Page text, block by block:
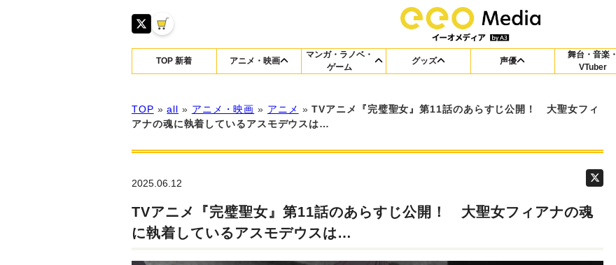
TOP 新着 アニメ・映画
マンガ・ラノベ・
ゲーム
グッズ 声優
舞台・音楽・
VTuber
TOP »all » アニメ・映画 » アニメ »TVアニメ『完璧聖女』第11話のあらすじ公開！ 大聖女フィ
アナの魂に執着しているアスモデウスは…
2025.06.12
TVアニメ『完璧聖女』第11話のあらすじ公開！ 大聖女フィアナの魂
に執着しているアスモデウスは…